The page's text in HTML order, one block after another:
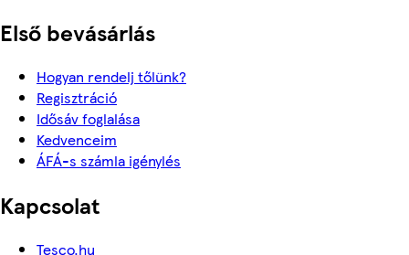
Első bevásárlás
Hogyan rendelj tőlünk?
Regisztráció
Idősáv foglalása
Kedvenceim
ÁFÁ-s számla igénylés
Kapcsolat
Tesco.hu